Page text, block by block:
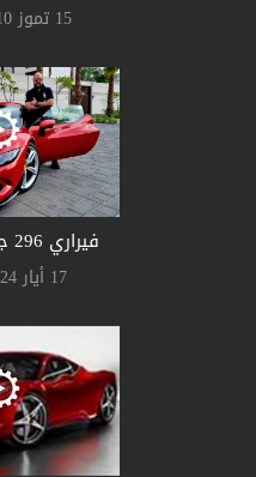
15 تموز 2010, 12:00 ص
فيراري 296 جي تي بي 2024
17 أيار 2024, 12:00 ص